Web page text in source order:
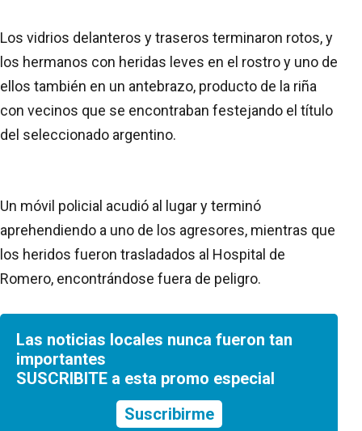
Los vidrios delanteros y traseros terminaron rotos, y
los hermanos con heridas leves en el rostro y uno de
ellos también en un antebrazo, producto de la riña
con vecinos que se encontraban festejando el título
del seleccionado argentino.
Un móvil policial acudió al lugar y terminó
aprehendiendo a uno de los agresores, mientras que
los heridos fueron trasladados al Hospital de
Romero, encontrándose fuera de peligro.
Las noticias locales nunca fueron tan
importantes
SUSCRIBITE a esta promo especial
Suscribirme